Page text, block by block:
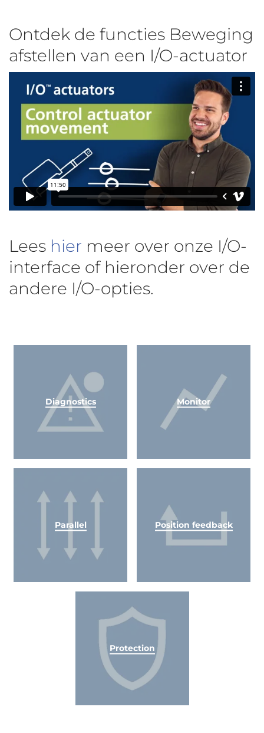
Ontdek de functies Beweging
afstellen van een I/O-actuator
Lees hier meer over onze I/O-
interface of hieronder over de
andere I/O-opties.
Diagnostics Monitor
Parallel Position feedback
Protection